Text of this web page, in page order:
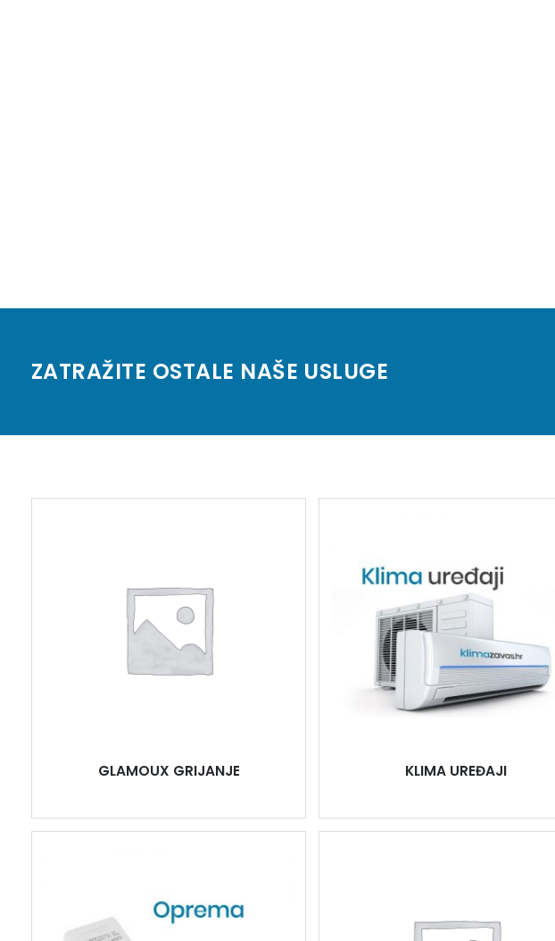
ZATRAŽITE OSTALE NAŠE USLUGE
GLAMOUX GRIJANJE KLIMA UREĐAJI